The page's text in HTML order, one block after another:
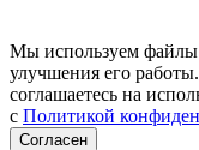
Мы используем файлы
улучшения его
соглашаетесь на
с Политикой
Согласен